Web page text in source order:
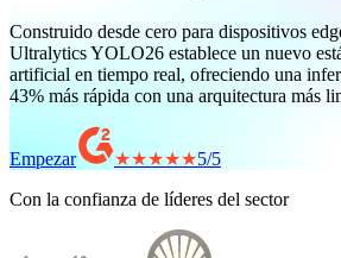
Construido desde cero para dispositivos
Ultralytics YOLO26 establece un nuevo
artificial en tiempo real, ofreciendo una
43% más rápida con una arquitectura más
Empezar ★★★★★5/5
Con la confianza de líderes del sector